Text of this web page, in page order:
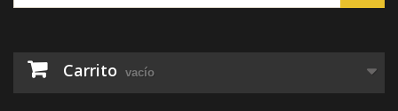
Carrito vacío